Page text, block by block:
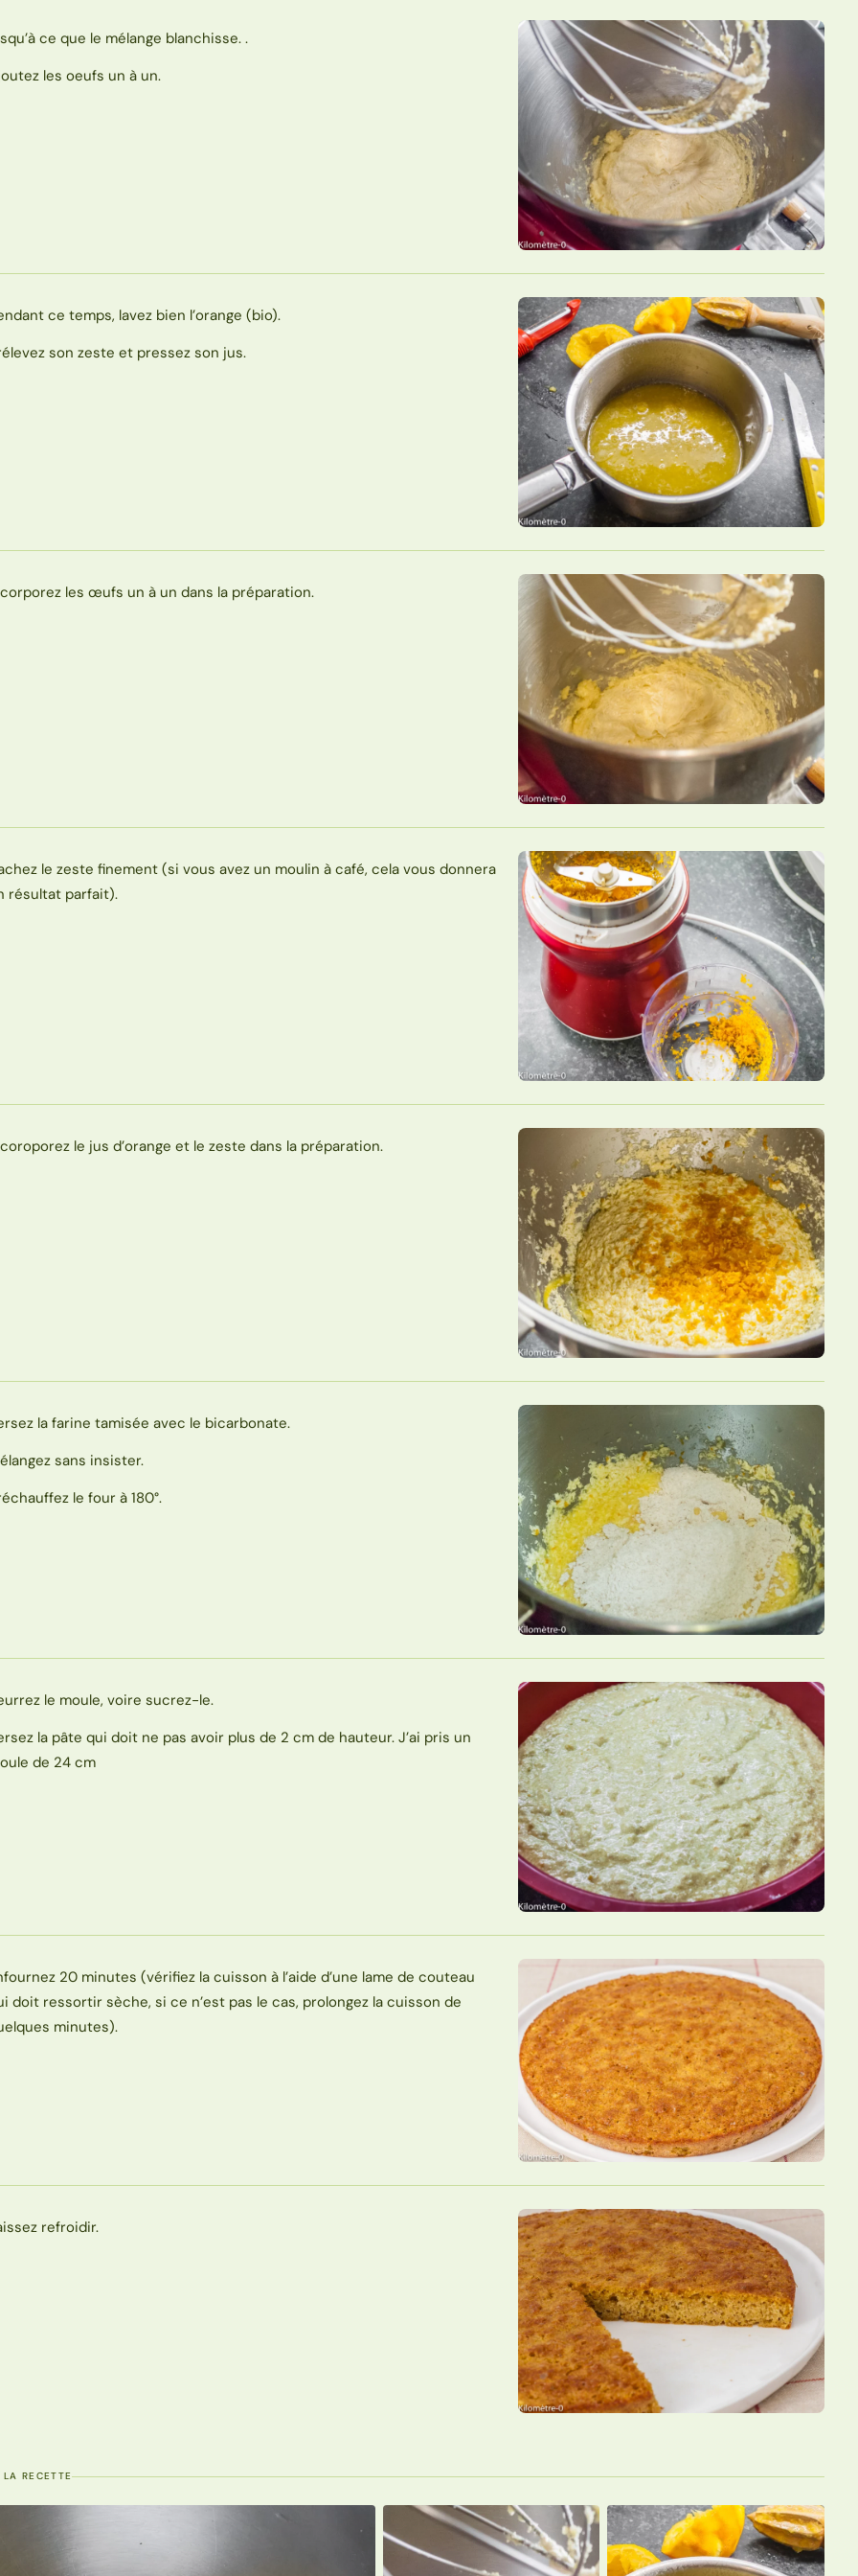
ce que le mélange blanchisse. .
les oeufs un à un.
ce temps, lavez bien l’orange (bio).
son zeste et pressez son jus.
les œufs un à un dans la préparation.
le zeste finement (si vous avez un moulin à café, cela vous donnera
résultat parfait).
le jus d’orange et le zeste dans la préparation.
la farine tamisée avec le bicarbonate.
sans insister.
le four à 180°.
le moule, voire sucrez-le.
la pâte qui doit ne pas avoir plus de 2 cm de hauteur. J’ai pris un
de 24 cm
20 minutes (vérifiez la cuisson à l’aide d’une lame de couteau
doit ressortir sèche, si ce n’est pas le cas, prolongez la cuisson de
minutes).
refroidir.
RECETTE